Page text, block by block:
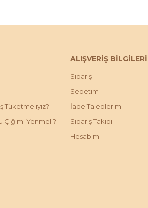
Tüketmeliyiz?
Çiğ mi Yenmeli?
ALIŞVERİŞ BİLGİLERİ
Sipariş
Sepetim
İade Taleplerim
Sipariş Takibi
Hesabım